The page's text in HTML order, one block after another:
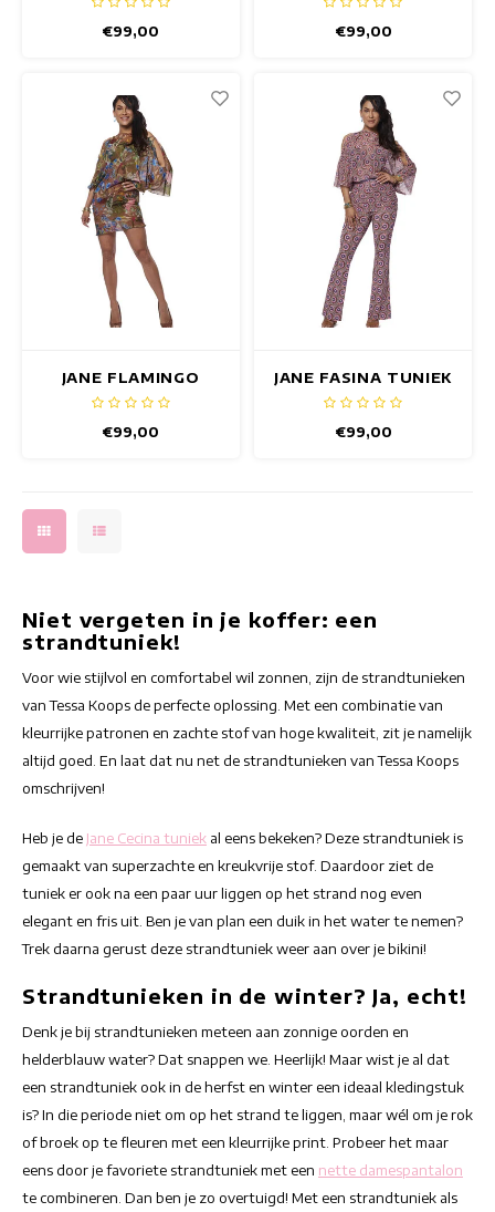
€99,00 €99,00
JANE FLAMINGO
TUNIEK
€99,00
JANE FASINA TUNIEK
€99,00
Niet vergeten in je koffer: een
strandtuniek!
Voor wie stijlvol en comfortabel wil zonnen, zijn de strandtunieken
van Tessa Koops de perfecte oplossing. Met een combinatie van
kleurrijke patronen en zachte stof van hoge kwaliteit, zit je namelijk
altijd goed. En laat dat nu net de strandtunieken van Tessa Koops
omschrijven!
Heb je de Jane Cecina tuniek al eens bekeken? Deze strandtuniek is
gemaakt van superzachte en kreukvrije stof. Daardoor ziet de
tuniek er ook na een paar uur liggen op het strand nog even
elegant en fris uit. Ben je van plan een duik in het water te nemen?
Trek daarna gerust deze strandtuniek weer aan over je bikini!
Strandtunieken in de winter? Ja, echt!
Denk je bij strandtunieken meteen aan zonnige oorden en
helderblauw water? Dat snappen we. Heerlijk! Maar wist je al dat
een strandtuniek ook in de herfst en winter een ideaal kledingstuk
is? In die periode niet om op het strand te liggen, maar wél om je rok
of broek op te fleuren met een kleurrijke print. Probeer het maar
eens door je favoriete strandtuniek met een nette damespantalon
te combineren. Dan ben je zo overtuigd! Met een strandtuniek als